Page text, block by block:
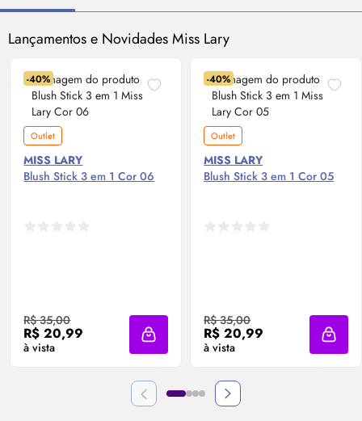
Lançamentos e Novidades Miss Lary
-40%
Outlet
MISS LARY
Blush Stick 3 em 1 Cor 06
R$ 35,00
R$ 20,99
à vista Adicionar à sacola
-40%
Outlet
MISS LARY
Blush Stick 3 em 1 Cor 05
R$ 35,00
R$ 20,99
à vista